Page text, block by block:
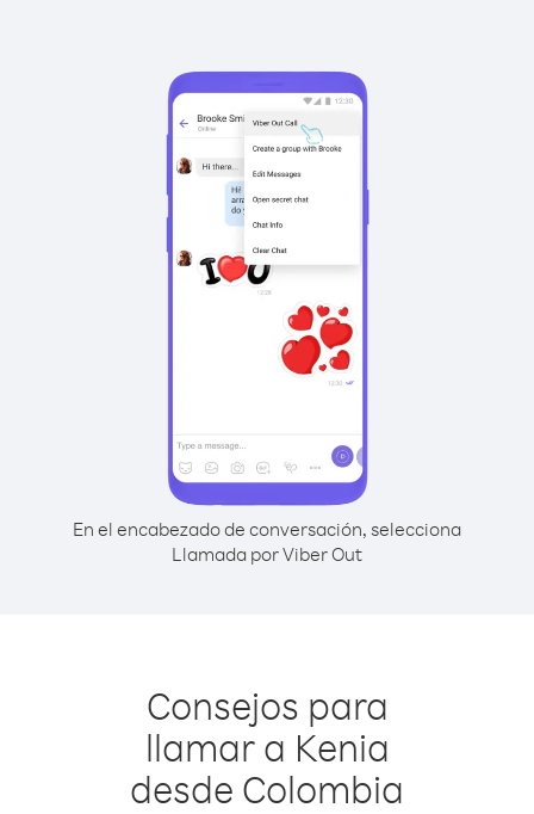
En el encabezado de conversación, selecciona
Llamada por Viber Out
Consejos para
llamar a Kenia
desde Colombia